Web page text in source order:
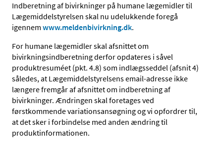
Indberetning af bivirkninger på humane lægemidler til
Lægemiddelstyrelsen skal nu udelukkende foregå
igennem www.meldenbivirkning.dk.
For humane lægemidler skal afsnittet om
bivirkningsindberetning derfor opdateres i såvel
produktresuméet (pkt. 4.8) som indlægsseddel (afsnit 4)
således, at Lægemiddelstyrelsens email-adresse ikke
længere fremgår af afsnittet om indberetning af
bivirkninger. Ændringen skal foretages ved
førstkommende variationsansøgning og vi opfordrer til,
at det sker i forbindelse med anden ændring til
produktinformationen.